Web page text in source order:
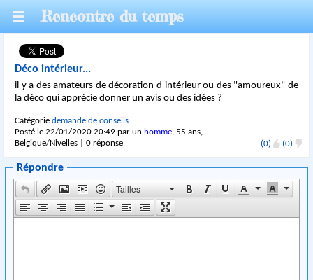
Rencontre du temps
Déco intérieur...
il y a des amateurs de décoration d intérieur ou des "amoureux" de
la déco qui apprécie donner un avis ou des idées ?
Catégoriedemande de conseils
Posté le 22/01/2020 20:49 par un homme, 55 ans,
Belgique/Nivelles | 0 réponse
(0) (0)
Répondre
Tailles